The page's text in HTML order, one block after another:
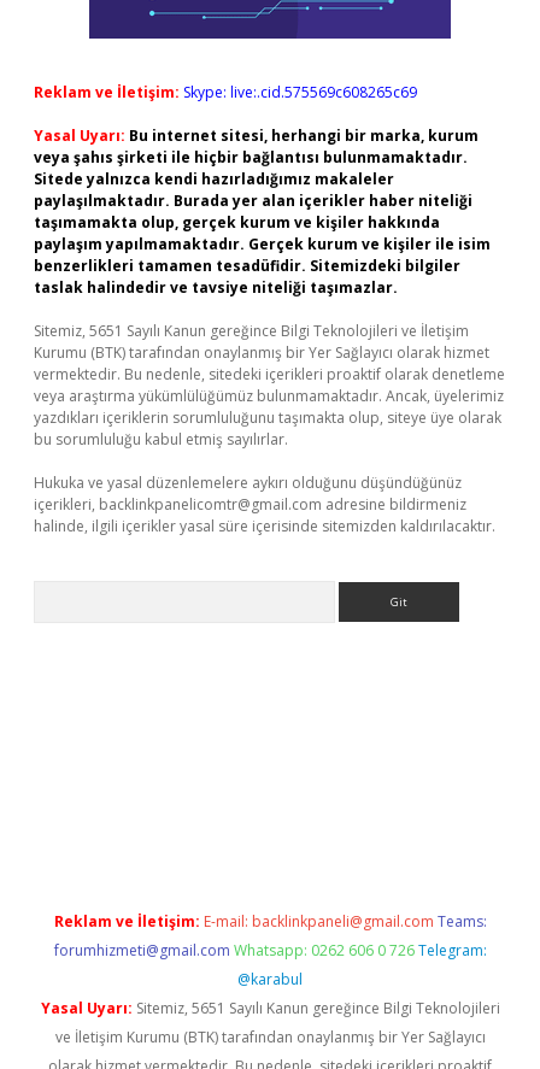
Reklam ve İletişim: Skype: live:.cid.575569c608265c69
Yasal Uyarı: Bu internet sitesi, herhangi bir marka, kurum
veya şahıs şirketi ile hiçbir bağlantısı bulunmamaktadır.
Sitede yalnızca kendi hazırladığımız makaleler
paylaşılmaktadır. Burada yer alan içerikler haber niteliği
taşımamakta olup, gerçek kurum ve kişiler hakkında
paylaşım yapılmamaktadır. Gerçek kurum ve kişiler ile isim
benzerlikleri tamamen tesadüfidir. Sitemizdeki bilgiler
taslak halindedir ve tavsiye niteliği taşımazlar.
Sitemiz, 5651 Sayılı Kanun gereğince Bilgi Teknolojileri ve İletişim
Kurumu (BTK) tarafından onaylanmış bir Yer Sağlayıcı olarak hizmet
vermektedir. Bu nedenle, sitedeki içerikleri proaktif olarak denetleme
veya araştırma yükümlülüğümüz bulunmamaktadır. Ancak, üyelerimiz
yazdıkları içeriklerin sorumluluğunu taşımakta olup, siteye üye olarak
bu sorumluluğu kabul etmiş sayılırlar.
Hukuka ve yasal düzenlemelere aykırı olduğunu düşündüğünüz
içerikleri, backlinkpanelicomtr@gmail.com adresine bildirmeniz
halinde, ilgili içerikler yasal süre içerisinde sitemizden kaldırılacaktır.
Reklam ve İletişim: E-mail: backlinkpaneli@gmail.com Teams:
forumhizmeti@gmail.com Whatsapp: 0262 606 0 726 Telegram:
@karabul
Yasal Uyarı: Sitemiz, 5651 Sayılı Kanun gereğince Bilgi Teknolojileri
ve İletişim Kurumu (BTK) tarafından onaylanmış bir Yer Sağlayıcı